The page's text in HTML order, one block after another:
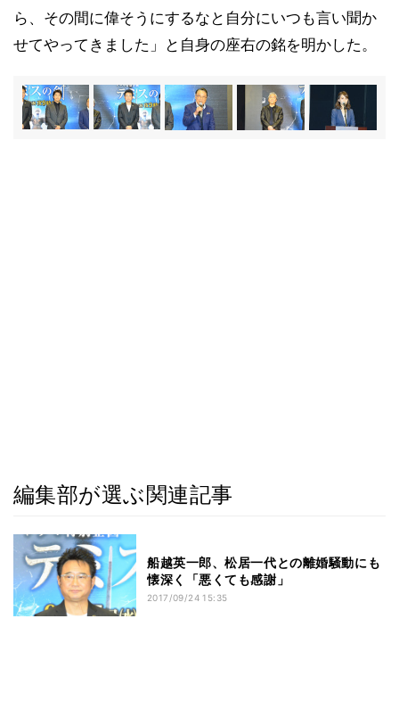
ら、その間に偉そうにするなと自分にいつも言い聞か
せてやってきました」と自身の座右の銘を明かした。
編集部が選ぶ関連記事
船越英一郎、松居一代との離婚騒動にも
懐深く「悪くても感謝」
2017/09/24 15:35